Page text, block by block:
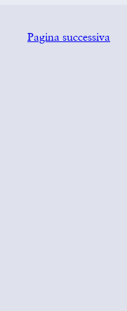
Pagina successiva